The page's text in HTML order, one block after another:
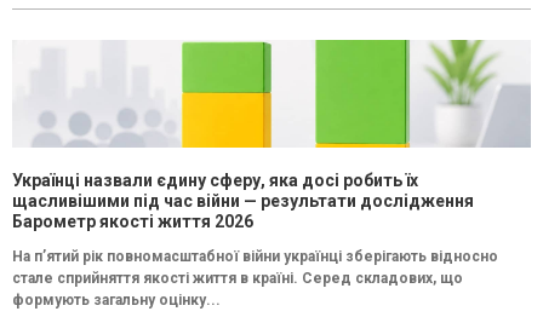
Українці назвали єдину сферу, яка досі робить їх
щасливішими під час війни — результати дослідження
Барометр якості життя 2026
На п’ятий рік повномасштабної війни українці зберігають відносно
стале сприйняття якості життя в країні. Серед складових, що
формують загальну оцінку...